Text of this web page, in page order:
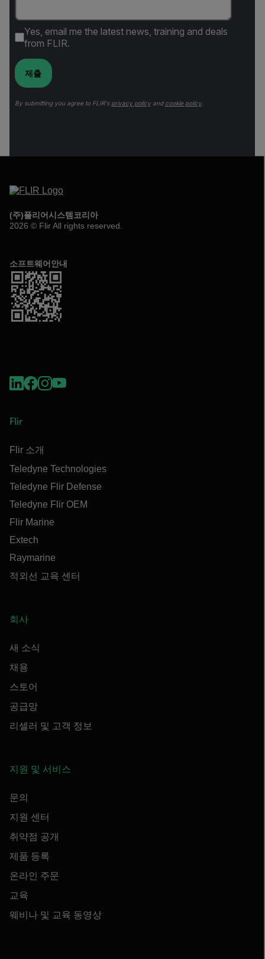
Yes, email me the latest news, training and deals
from FLIR.
제출
By submitting you agree to FLIR's privacy policyand cookie policy.
(주)플리어시스템코리아
2026 © Flir All rights reserved.
소프트웨어안내
Flir
Flir 소개
Teledyne Technologies
Teledyne Flir Defense
Teledyne Flir OEM
Flir Marine
Extech
Raymarine
적외선 교육 센터
회사
새 소식
채용
스토어
공급망
리셀러 및 고객 정보
지원 및 서비스
문의
지원 센터
취약점 공개
제품 등록
온라인 주문
교육
웨비나 및 교육 동영상